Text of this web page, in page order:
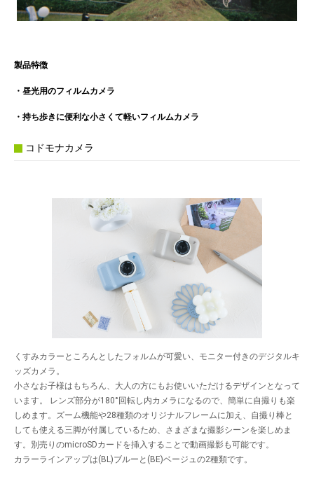
製品特徴
・昼光用のフィルムカメラ
・持ち歩きに便利な小さくて軽いフィルムカメラ
コドモナカメラ
くすみカラーところんとしたフォルムが可愛い、モニター付きのデジタルキ
ッズカメラ。
小さなお子様はもちろん、大人の方にもお使いいただけるデザインとなって
います。 レンズ部分が180°回転し内カメラになるので、簡単に自撮りも楽
しめます。ズーム機能や28種類のオリジナルフレームに加え、自撮り棒と
しても使える三脚が付属しているため、さまざまな撮影シーンを楽しめま
す。別売りのmicroSDカードを挿入することで動画撮影も可能です。
カラーラインアップは(BL)ブルーと(BE)ベージュの2種類です。